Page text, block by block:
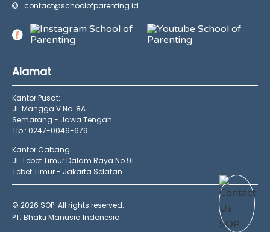
contact@schoolofparenting.id
Alamat
Kantor Pusat:
Jl. Mangga V No. 8A
Semarang - Jawa Tengah
Tlp : 0247-0046-679
Kantor Cabang:
Jl. Tebet Timur Dalam Raya No.91
Tebet Timur - Jakarta Selatan
© 2026 SOP. All rights reserved.
PT. Bhakti Manusia Indonesia